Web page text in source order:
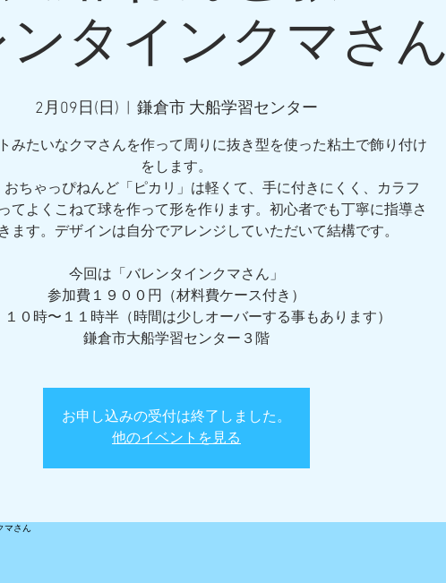
タインクマさん
2月09日(日) 鎌倉市 大船学習センター
みたいなクマさんを作って周りに抜き型を使った粘土で飾り付け
をします。
ちゃっぴねんど「ピカリ」は軽くて、手に付きにくく、カラフ
てよくこねて球を作って形を作ります。初心者でも丁寧に指導さ
ます。デザインは自分でアレンジしていただいて結構です。
今回は「バレンタインクマさん」
参加費１９００円（材料費ケース付き）
０時〜１１時半（時間は少しオーバーする事もあります）
お申し込みの受付は終了しました。
他のイベントを見る